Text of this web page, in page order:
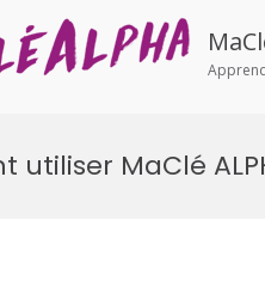
utiliser MaClé